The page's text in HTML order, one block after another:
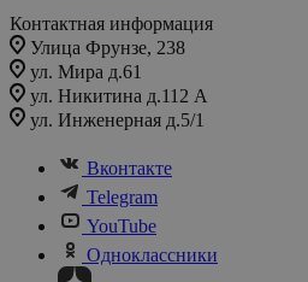
Контактная информация
Улица Фрунзе, 238​
ул. Мира д.61
ул. Никитина д.112 А
ул. Инженерная д.5/1
Вконтакте
Telegram
YouTube
Одноклассники